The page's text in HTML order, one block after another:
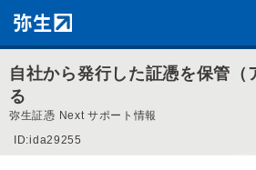
自社から発行した証憑を保管（
る
弥生証憑 Next サポート情報
ID:ida29255